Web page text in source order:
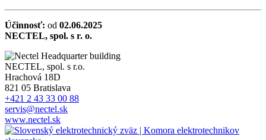
Účinnosť: od 02.06.2025
NECTEL, spol. s r. o.
NECTEL, spol. s r.o.
Hrachová 18D
821 05 Bratislava
+421 2 43 33 00 88
servis@nectel.sk
www.nectel.sk